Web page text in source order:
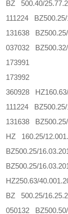
BZ 500.40/
111224
131638
037032
173991
173992
360928
111224
131638
HZ 160.25/
BZ500.25/
BZ500.25/
HZ250.63/
BZ 500.25/
050132